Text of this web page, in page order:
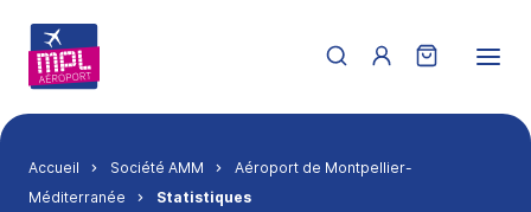
Fil d'Ariane
Accueil Société AMM
Aéroport de Montpellier-
Méditerranée
Statistiques